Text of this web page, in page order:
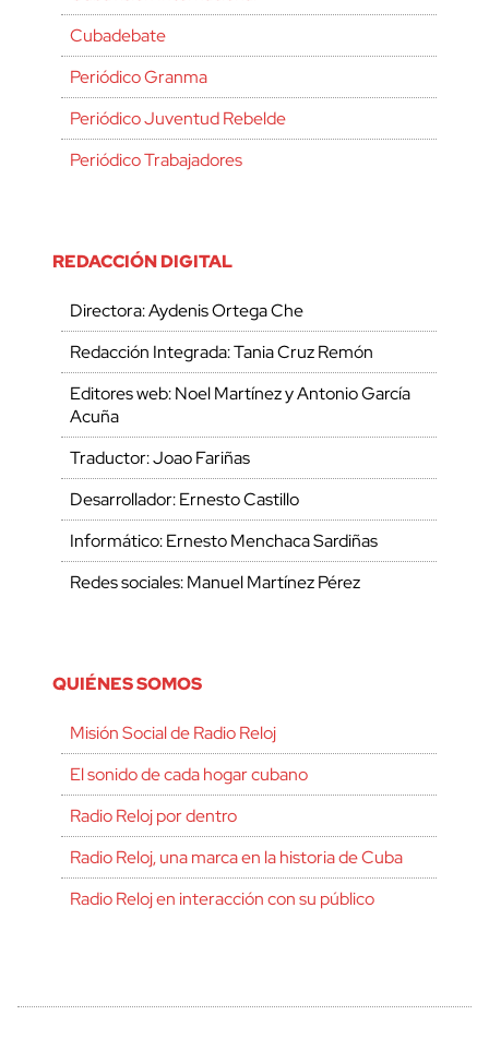
Cubadebate
Periódico Granma
Periódico Juventud Rebelde
Periódico Trabajadores
REDACCIÓN DIGITAL
Directora: Aydenis Ortega Che
Redacción Integrada: Tania Cruz Remón
Editores web: Noel Martínez y Antonio García
Acuña
Traductor: Joao Fariñas
Desarrollador: Ernesto Castillo
Informático: Ernesto Menchaca Sardiñas
Redes sociales: Manuel Martínez Pérez
QUIÉNES SOMOS
Misión Social de Radio Reloj
El sonido de cada hogar cubano
Radio Reloj por dentro
Radio Reloj, una marca en la historia de Cuba
Radio Reloj en interacción con su público